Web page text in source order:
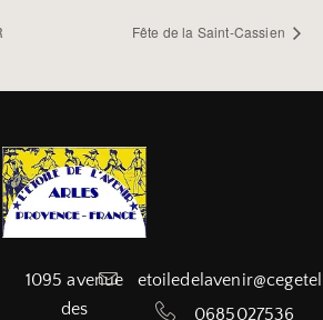
Fête de la Saint-Cassien
1095 avenue
des
0685027536